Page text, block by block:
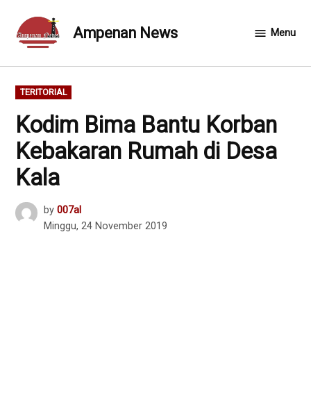
content
Ampenan News Menu
POSTED
IN
TERITORIAL
Kodim Bima Bantu Korban
Kebakaran Rumah di Desa
Kala
by 007al
Minggu, 24 November 2019